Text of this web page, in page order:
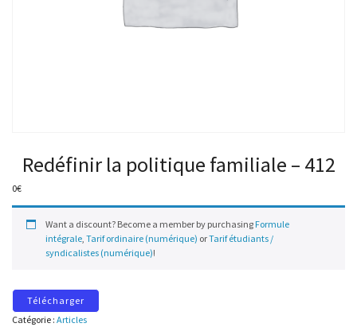
Redéfinir la politique familiale – 412
0€
Want a discount? Become a member by purchasing Formule
intégrale, Tarif ordinaire (numérique) orTarif étudiants /
syndicalistes (numérique)!
Télécharger
Catégorie : Articles